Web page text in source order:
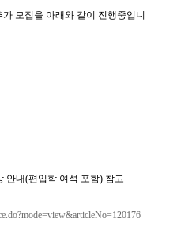
모집을 아래와 같이 진행중입니
안내(편입학 여석 포함) 참고